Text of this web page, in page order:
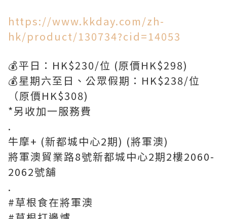
https://www.kkday.com/zh-
hk/product/130734?cid=14053
💰平日：HK$230/位 (原價HK$298)
💰星期六至日、公眾假期：HK$238/位
（原價HK$308)
*另收加一服務費
.
牛摩+ (新都城中心2期) (將軍澳)
將軍澳貿業路8號新都城中心2期2樓2060-
2062號舖
.
#草根食在將軍澳